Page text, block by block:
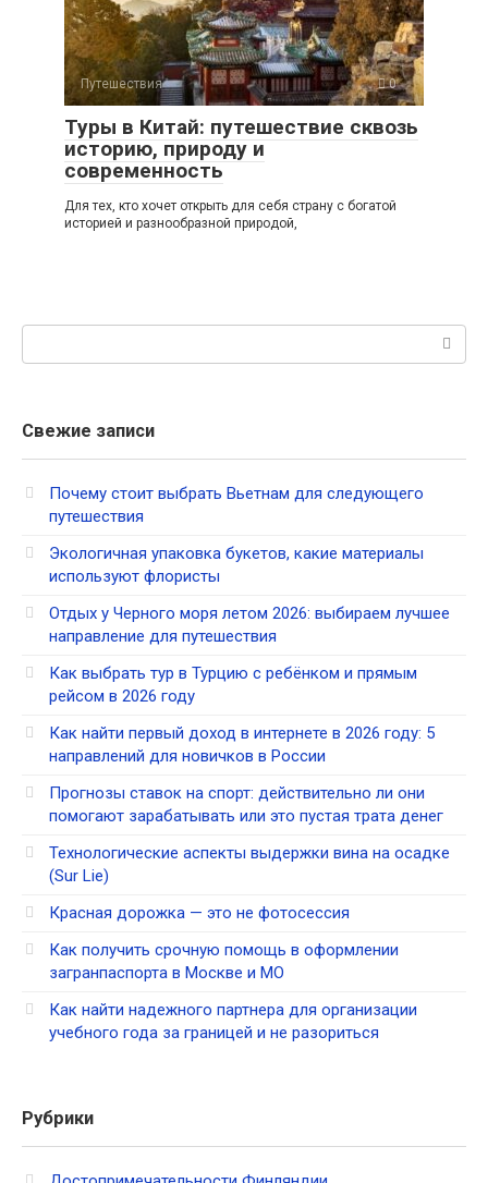
Путешествия 0
Туры в Китай: путешествие сквозь
историю, природу и
современность
Для тех, кто хочет открыть для себя страну с богатой
историей и разнообразной природой,
Свежие записи
Почему стоит выбрать Вьетнам для следующего
путешествия
Экологичная упаковка букетов, какие материалы
используют флористы
Отдых у Черного моря летом 2026: выбираем лучшее
направление для путешествия
Как выбрать тур в Турцию с ребёнком и прямым
рейсом в 2026 году
Как найти первый доход в интернете в 2026 году: 5
направлений для новичков в России
Прогнозы ставок на спорт: действительно ли они
помогают зарабатывать или это пустая трата денег
Технологические аспекты выдержки вина на осадке
(Sur Lie)
Красная дорожка — это не фотосессия
Как получить срочную помощь в оформлении
загранпаспорта в Москве и МО
Как найти надежного партнера для организации
учебного года за границей и не разориться
Рубрики